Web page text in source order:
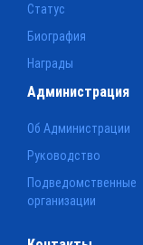
Статус
Биография
Награды
Администрация
Об Администрации
Руководство
Подведомственные
организации